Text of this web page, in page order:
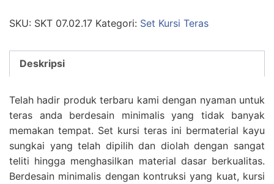
SKU: SKT 07.02.17 Kategori: Set Kursi Teras
Deskripsi
Telah hadir produk terbaru kami dengan nyaman untuk
teras anda berdesain minimalis yang tidak banyak
memakan tempat. Set kursi teras ini bermaterial kayu
sungkai yang telah dipilih dan diolah dengan sangat
teliti hingga menghasilkan material dasar berkualitas.
Berdesain minimalis dengan kontruksi yang kuat, kursi